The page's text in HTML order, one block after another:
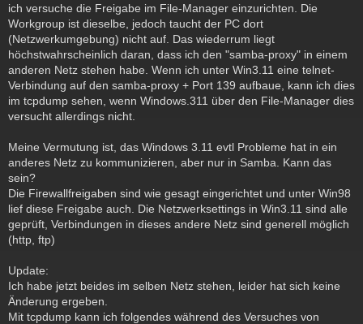
ich versuche die Freigabe im File-Manager einzurichten. Die
Workgroup ist dieselbe, jedoch taucht der PC dort
(Netzwerkumgebung) nicht auf. Das wiederrum liegt
höchstwahrscheinlich daran, dass ich den "samba-proxy" in einem
anderen Netz stehen habe. Wenn ich unter Win3.11 eine telnet-
Verbindung auf den samba-proxy + Port 139 aufbaue, kann ich dies
im tcpdump sehen, wenn Windows.311 über den File-Manager dies
versucht allerdings nicht.
Meine Vermutung ist, das Windows 3.11 evtl Probleme hat in ein
anderes Netz zu kommunizieren, aber nur in Samba. Kann das
sein?
Die Firewallfreigaben sind wie gesagt eingerichtet und unter Win98
lief diese Freigabe auch. Die Netzwerksettings in Win3.11 sind alle
geprüft, Verbindungen in dieses andere Netz sind generell möglich
(http, ftp)
Update:
Ich habe jetzt beides im selben Netz stehen, leider hat sich keine
Änderung ergeben.
Mit tcpdump kann ich folgendes während des Versuches von